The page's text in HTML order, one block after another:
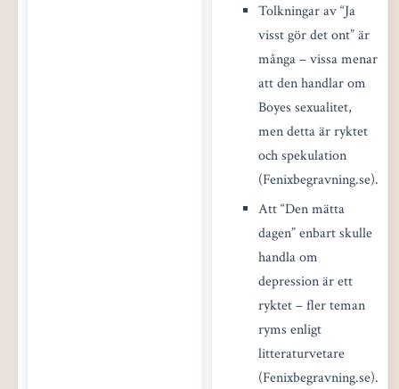
Tolkningar av “Ja
visst gör det ont” är
många – vissa menar
att den handlar om
Boyes sexualitet,
men detta är ryktet
och spekulation
(Fenixbegravning.se).
Att “Den mätta
dagen” enbart skulle
handla om
depression är ett
ryktet – fler teman
ryms enligt
litteraturvetare
(Fenixbegravning.se).